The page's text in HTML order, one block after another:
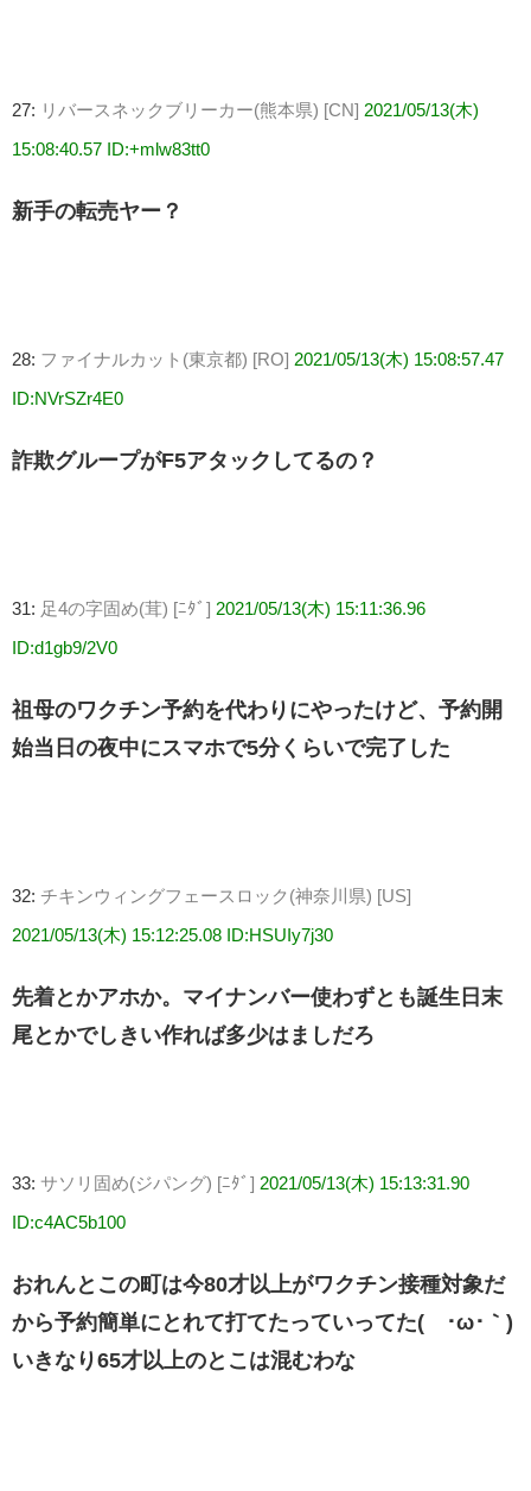
27: リバースネックブリーカー(熊本県) [CN] 2021/05/13(木)
15:08:40.57 ID:+mlw83tt0
新手の転売ヤー？
28: ファイナルカット(東京都) [RO] 2021/05/13(木) 15:08:57.47
ID:NVrSZr4E0
詐欺グループがF5アタックしてるの？
31: 足4の字固め(茸) [ﾆﾀﾞ] 2021/05/13(木) 15:11:36.96
ID:d1gb9/2V0
祖母のワクチン予約を代わりにやったけど、予約開
始当日の夜中にスマホで5分くらいで完了した
32: チキンウィングフェースロック(神奈川県) [US]
2021/05/13(木) 15:12:25.08 ID:HSUIy7j30
先着とかアホか。マイナンバー使わずとも誕生日末
尾とかでしきい作れば多少はましだろ
33: サソリ固め(ジパング) [ﾆﾀﾞ] 2021/05/13(木) 15:13:31.90
ID:c4AC5b100
おれんとこの町は今80才以上がワクチン接種対象だ
から予約簡単にとれて打てたっていってた(´･ω･｀)
いきなり65才以上のとこは混むわな